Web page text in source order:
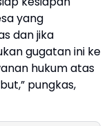
yang
dan jika
gugatan ini ke
hukum atas
pungkas,